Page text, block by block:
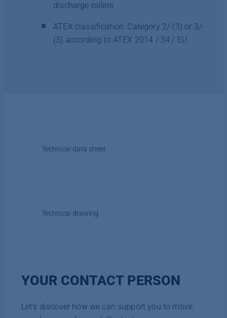
discharge rollers
ATEX classification: Category 2/-(3) or 3/-
(3) according to ATEX 2014 / 34 / EU
Technical data sheet
Technical drawing
YOUR CONTACT PERSON
Let's discover how we can support you to move